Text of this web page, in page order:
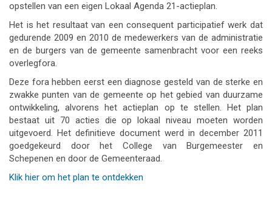
opstellen van een eigen Lokaal Agenda 21-actieplan.
Het is het resultaat van een consequent participatief werk dat
gedurende 2009 en 2010 de medewerkers van de administratie
en de burgers van de gemeente samenbracht voor een reeks
overlegfora.
Deze fora hebben eerst een diagnose gesteld van de sterke en
zwakke punten van de gemeente op het gebied van duurzame
ontwikkeling, alvorens het actieplan op te stellen. Het plan
bestaat uit 70 acties die op lokaal niveau moeten worden
uitgevoerd. Het definitieve document werd in december 2011
goedgekeurd door het College van Burgemeester en
Schepenen en door de Gemeenteraad.
Klik hier om het plan te ontdekken